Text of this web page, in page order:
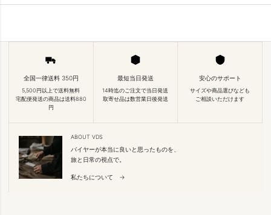
全国一律送料 350円
5,500円以上で送料無料
宅配便発送の商品は送料880
円
最短当日発送
14時迄のご注文で当日発送
取寄せ品は数営業日後発送
安心のサポート
サイズや商品選びなども
ご相談いただけます
ABOUT VDS
バイヤーが本当に良いと思ったものを、
旅と日常の視点で。
私たちについて →